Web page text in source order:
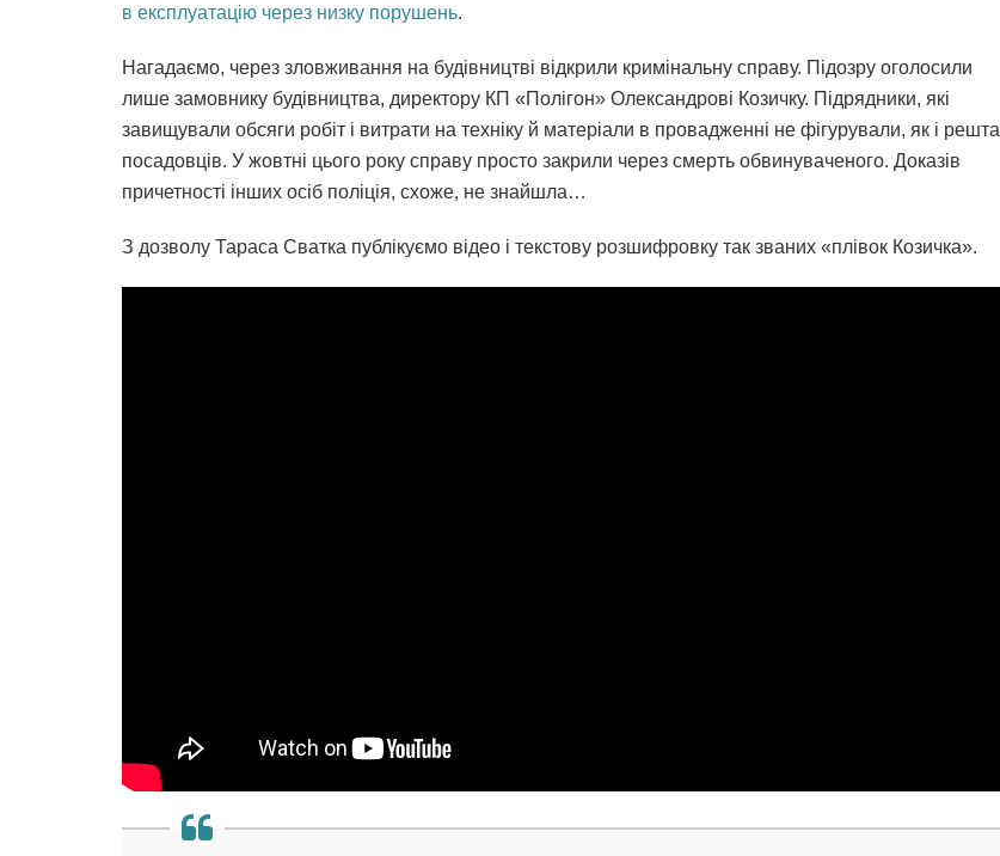
в експлуатацію через низку порушень.
Нагадаємо, через зловживання на будівництві відкрили кримінальну справу. Підозру оголосили
лише замовнику будівництва, директору КП «Полігон» Олександрові Козичку. Підрядники, які
завищували обсяги робіт і витрати на техніку й матеріали в провадженні не фігурували, як і решта
посадовців. У жовтні цього року справу просто закрили через смерть обвинуваченого. Доказів
причетності інших осіб поліція, схоже, не знайшла…
З дозволу Тараса Сватка публікуємо відео і текстову розшифровку так званих «плівок Козичка».